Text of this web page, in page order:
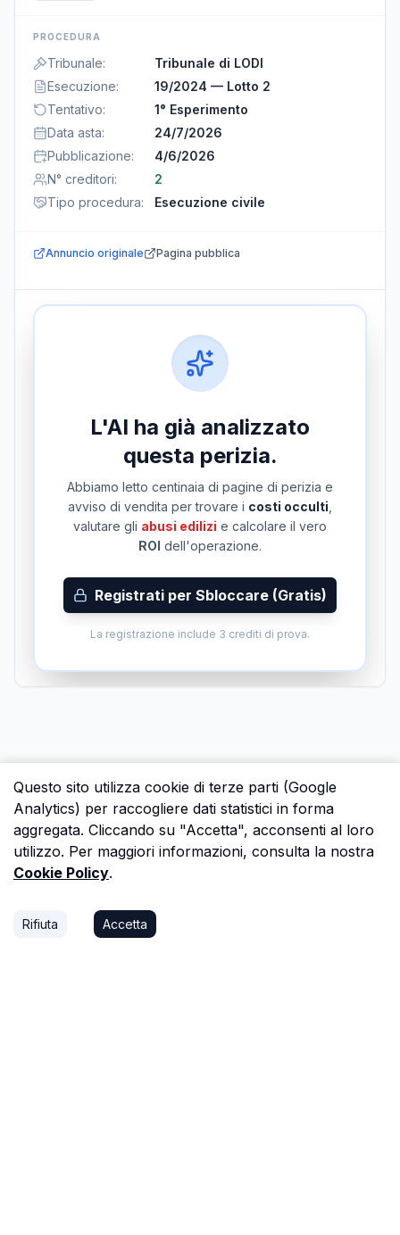
PROCEDURA
Tribunale:
Tribunale di LODI
Esecuzione:
19/2024 — Lotto 2
Tentativo:
1° Esperimento
Data asta:
24/7/2026
Pubblicazione:
4/6/2026
N° creditori:
2
Tipo procedura: Esecuzione civile
Annuncio originale Pagina pubblica
L'AI ha già analizzato
questa perizia.
Abbiamo letto centinaia di pagine di perizia e
avviso di vendita per trovare i costi occulti
valutare gli abusi edilizi e calcolare il vero
ROI dell'operazione.
Registrati per Sbloccare (Gratis)
La registrazione include 3 crediti di prova.
Questo sito utilizza cookie di terze parti (Google
Analytics) per raccogliere dati statistici in forma
aggregata. Cliccando su "Accetta", acconsenti al loro
utilizzo. Per maggiori informazioni, consulta la nostra
Cookie Policy.
Rifiuta Accetta